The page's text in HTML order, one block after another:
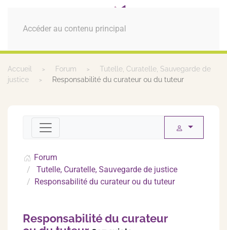
Accéder au contenu principal
MENU
Accueil Forum
Tutelle, Curatelle, Sauvegarde de
justice
Responsabilité du curateur ou du tuteur
Forum
Tutelle, Curatelle, Sauvegarde de justice
Responsabilité du curateur ou du tuteur
Responsabilité du curateur